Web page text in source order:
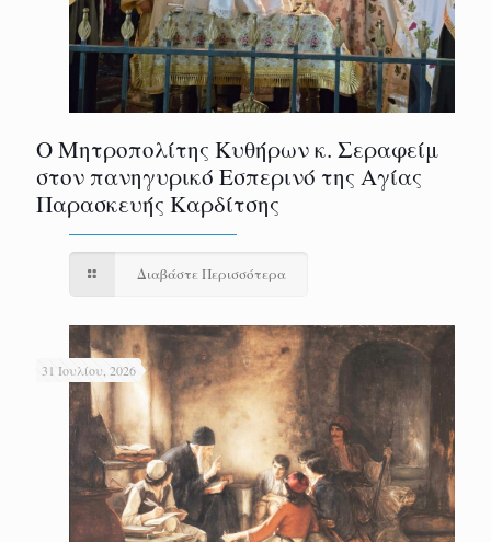
Ο Μητροπολίτης Κυθήρων κ. Σεραφείμ
στον πανηγυρικό Εσπερινό της Αγίας
Παρασκευής Καρδίτσης
Διαβάστε Περισσότερα
31 Ιουλίου, 2026